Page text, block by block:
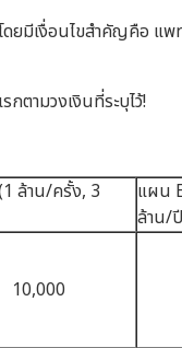
ยมีเงื่อนไขสำคัญคือ แ
ตามวงเงินที่ระบุไว้!
ล้าน/ครั้ง, 3
แผน
ล้าน/
10,000